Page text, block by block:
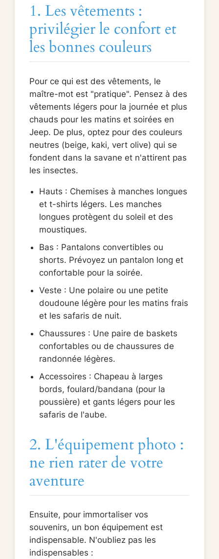
1. Les vêtements :
privilégier le confort et
les bonnes couleurs
Pour ce qui est des vêtements, le
maître-mot est "pratique". Pensez à des
vêtements légers pour la journée et plus
chauds pour les matins et soirées en
Jeep. De plus, optez pour des couleurs
neutres (beige, kaki, vert olive) qui se
fondent dans la savane et n'attirent pas
les insectes.
Hauts : Chemises à manches longues
et t-shirts légers. Les manches
longues protègent du soleil et des
moustiques.
Bas : Pantalons convertibles ou
shorts. Prévoyez un pantalon long et
confortable pour la soirée.
Veste : Une polaire ou une petite
doudoune légère pour les matins frais
et les safaris de nuit.
Chaussures : Une paire de baskets
confortables ou de chaussures de
randonnée légères.
Accessoires : Chapeau à larges
bords, foulard/bandana (pour la
poussière) et gants légers pour les
safaris de l'aube.
2. L'équipement photo :
ne rien rater de votre
aventure
Ensuite, pour immortaliser vos
souvenirs, un bon équipement est
indispensable. N'oubliez pas les
indispensables :